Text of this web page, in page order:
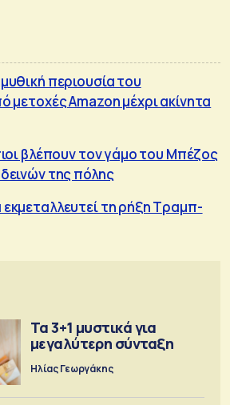
περιουσία του
μετοχές Amazon μέχρι ακίνητα
βλέπουν τον γάμο του Μπέζος
της πόλης
τη ρήξη Τραμπ-
Τα 3+1 μυστικά για
μεγαλύτερη σύνταξη
Ηλίας Γεωργάκης